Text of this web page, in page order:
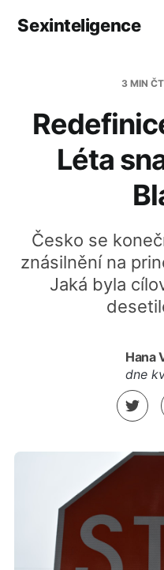
Sexinteligence
3 MIN
Léta
Česko se
znásilnění na
Jaká byla
Hana
dne